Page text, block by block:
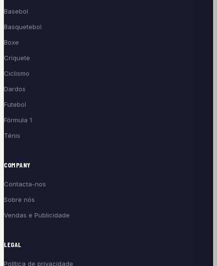
Basebol
Basquetebol
Boxe
Críquete
Ciclismo
Dardos
Futebol
Fórmula 1
Ténis
COMPANY
Contacta-nos
Sobre nós
Vendas e Publicidade
LEGAL
Política de privacidade